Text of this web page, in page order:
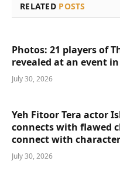
RELATED POSTS
Photos: 21 players of
revealed at an event
July 30, 2026
Yeh Fitoor Tera actor
connects with flawed
connect with
July 30, 2026